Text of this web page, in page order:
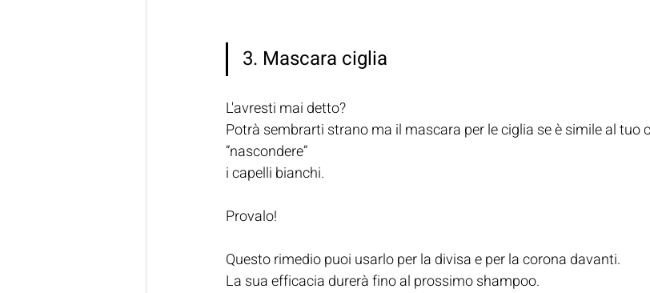
3. Mascara ciglia
L'avresti mai detto?
Potrà sembrarti strano ma il mascara per le ciglia se è simile al tuo
”nascondere”
i capelli bianchi.
Provalo!
Questo rimedio puoi usarlo per la divisa e per la corona davanti.
La sua efficacia durerà fino al prossimo shampoo.